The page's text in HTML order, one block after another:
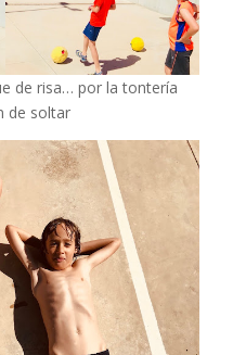
de risa… por la tontería
de soltar